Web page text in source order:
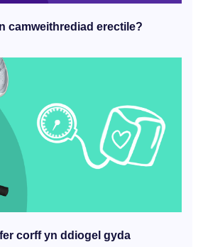
camweithrediad erectile?
corff yn ddiogel gyda